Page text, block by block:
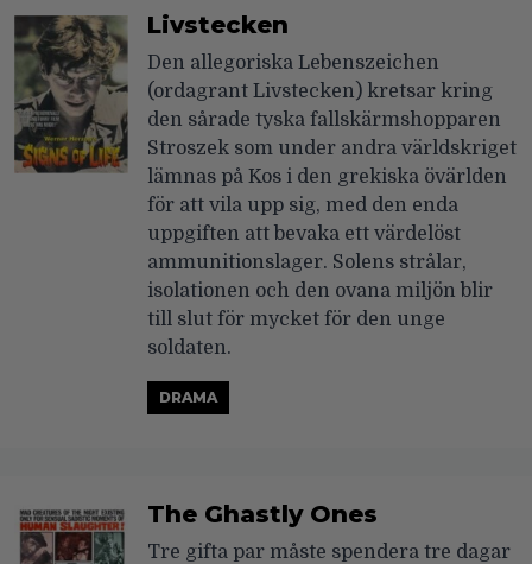
Livstecken
Den allegoriska Lebenszeichen
(ordagrant Livstecken) kretsar kring
den sårade tyska fallskärmshopparen
Stroszek som under andra världskriget
lämnas på Kos i den grekiska övärlden
för att vila upp sig, med den enda
uppgiften att bevaka ett värdelöst
ammunitionslager. Solens strålar,
isolationen och den ovana miljön blir
till slut för mycket för den unge
soldaten.
DRAMA
The Ghastly Ones
Tre gifta par måste spendera tre dagar